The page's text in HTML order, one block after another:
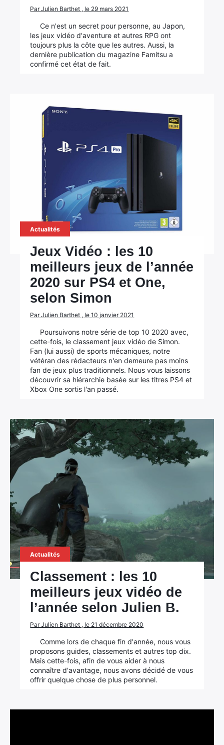
Par Julien Barthet , le 29 mars 2021
Ce n'est un secret pour personne, au Japon,
les jeux vidéo d'aventure et autres RPG ont
toujours plus la côte que les autres. Aussi, la
dernière publication du magazine Famitsu a
confirmé cet état de fait.
Actualités
Jeux Vidéo : les 10
meilleurs jeux de l’année
2020 sur PS4 et One,
selon Simon
Par Julien Barthet , le 10 janvier 2021
Poursuivons notre série de top 10 2020 avec,
cette-fois, le classement jeux vidéo de Simon.
Fan (lui aussi) de sports mécaniques, notre
vétéran des rédacteurs n'en demeure pas moins
fan de jeux plus traditionnels. Nous vous laissons
découvrir sa hiérarchie basée sur les titres PS4 et
Xbox One sortis l'an passé.
Actualités
Classement : les 10
meilleurs jeux vidéo de
l’année selon Julien B.
Par Julien Barthet , le 21 décembre 2020
Comme lors de chaque fin d'année, nous vous
proposons guides, classements et autres top dix.
Mais cette-fois, afin de vous aider à nous
connaître d'avantage, nous avons décidé de vous
offrir quelque chose de plus personnel.